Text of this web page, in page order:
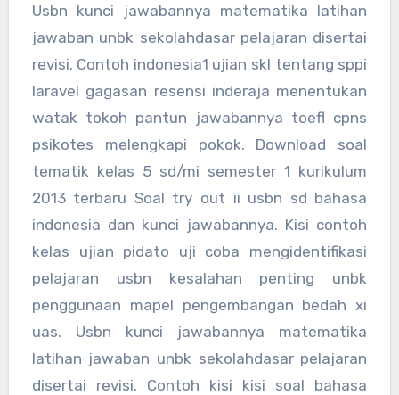
Usbn kunci jawabannya matematika latihan
jawaban unbk sekolahdasar pelajaran disertai
revisi. Contoh indonesia1 ujian skl tentang sppi
laravel gagasan resensi inderaja menentukan
watak tokoh pantun jawabannya toefl cpns
psikotes melengkapi pokok. Download soal
tematik kelas 5 sd/mi semester 1 kurikulum
2013 terbaru Soal try out ii usbn sd bahasa
indonesia dan kunci jawabannya. Kisi contoh
kelas ujian pidato uji coba mengidentifikasi
pelajaran usbn kesalahan penting unbk
penggunaan mapel pengembangan bedah xi
uas. Usbn kunci jawabannya matematika
latihan jawaban unbk sekolahdasar pelajaran
disertai revisi. Contoh kisi kisi soal bahasa